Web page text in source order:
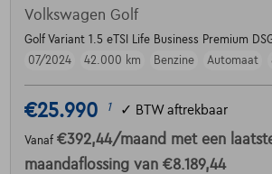
Volkswagen Golf
Golf Variant 1.5 eTSI Life Business Premium
07/2024
42.000 km Benzine Automaat
€25.990 1 ✓ BTW aftrekbaar
Vanaf €392,44/maand met een
maandaflossing van €8.189,44